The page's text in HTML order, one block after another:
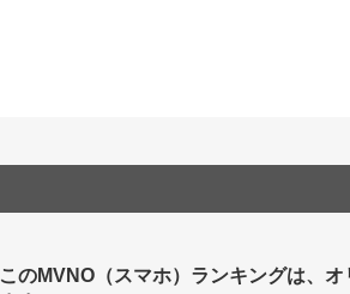
このMVNO（スマホ）ランキングは、